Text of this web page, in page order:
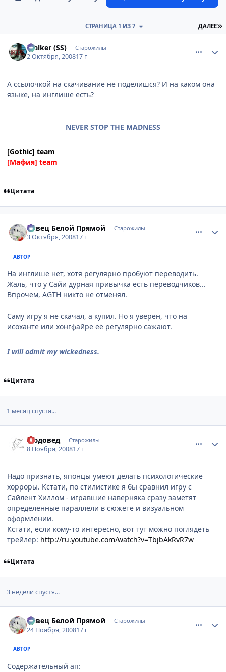
ДАЛЕЕ
СТРАНИЦА 1 ИЗ 7
$talker (SS) Старожилы
2 Октября, 200817 г
А ссылочкой на скачивание не поделишся? И на каком она
языке, на инглише есть?
NEVER STOP THE MADNESS
[Gothic] team
[Мафия] team
Цитата
Певец Белой Прямой Старожилы
3 Октября, 200817 г
АВТОР
На инглише нет, хотя регулярно пробуют переводить.
Жаль, что у Сайи дурная привычка есть переводчиков...
Впрочем, AGTH никто не отменял.
Саму игру я не скачал, а купил. Но я уверен, что на
исоханте или хонгфайре её регулярно сажают.
I will admit my wickedness.
Цитата
1 месяц спустя...
Людовед Старожилы
8 Ноября, 200817 г
Надо признать, японцы умеют делать психологические
хорроры. Кстати, по стилистике я бы сравнил игру с
Сайлент Хиллом - игравшие наверняка сразу заметят
определенные параллели в сюжете и визуальном
оформлении.
Кстати, если кому-то интересно, вот тут можно поглядеть
трейлер: http://ru.youtube.com/watch?v=TbjbAkRvR7w
Цитата
3 недели спустя...
Певец Белой Прямой Старожилы
24 Ноября, 200817 г
АВТОР
Содержательный ап: